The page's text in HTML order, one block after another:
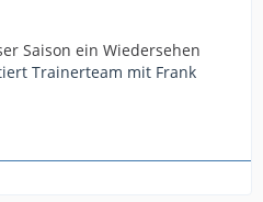
Saison ein Wiedersehen
Trainerteam mit Frank